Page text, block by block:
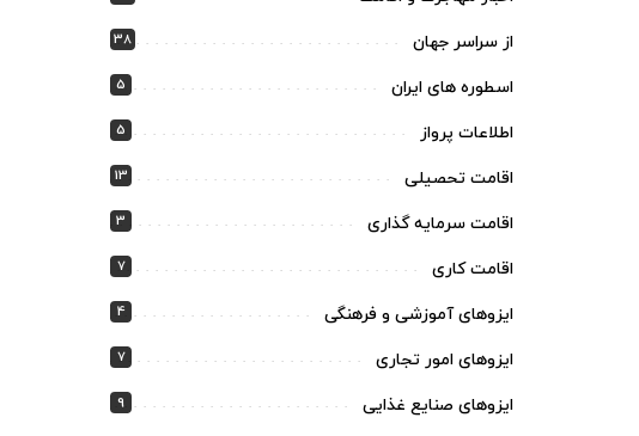
از سراسر جهان 38
اسطوره های ایران 5
اطلاعات پرواز 5
اقامت تحصیلی 13
اقامت سرمایه گذاری 3
اقامت کاری 7
ایزوهای آموزشی و فرهنگی 4
ایزوهای امور تجاری 7
ایزوهای صنایع غذایی 9